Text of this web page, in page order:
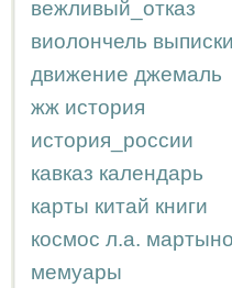
вежливый_отказ
виолончель выписки
движение джемаль
жж история
история_россии
кавказ календарь
карты китай книги
космос л.а.
мемуары